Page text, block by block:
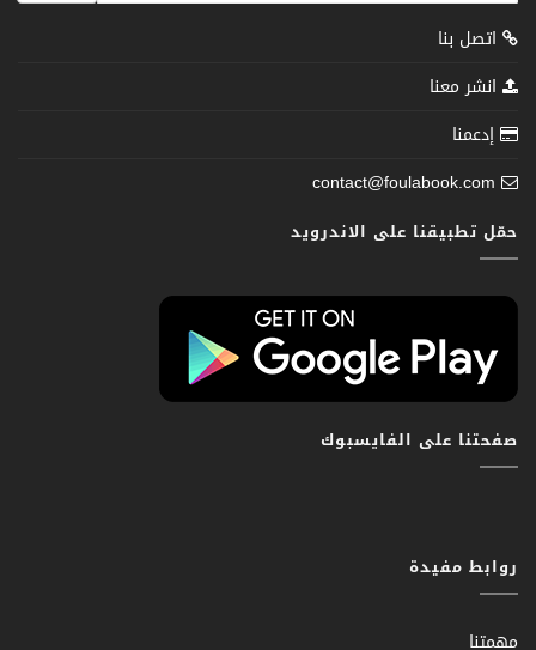
اتصل بنا
انشر معنا
إدعمنا
contact@foulabook.com
حمّل تطبيقنا على الاندرويد
صفحتنا على الفايسبوك
روابط مفيدة
مهمتنا